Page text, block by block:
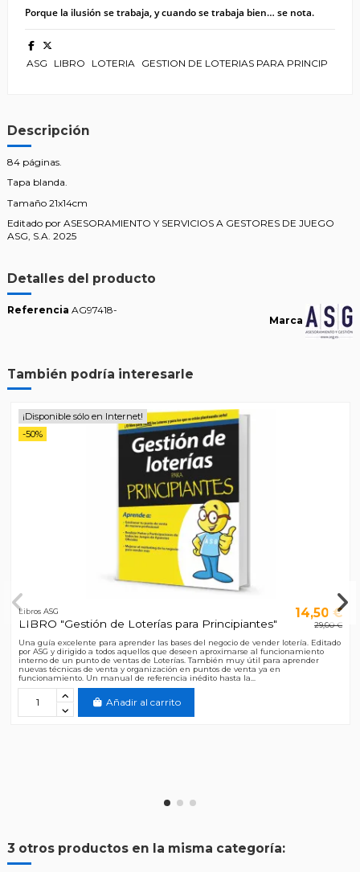
Porque la ilusión se trabaja, y cuando se trabaja bien… se nota.
ASG LIBRO LOTERIA GESTION DE LOTERIAS PARA PRINCIP
Descripción
84 páginas.
Tapa blanda.
Tamaño 21x14cm
Editado por ASESORAMIENTO Y SERVICIOS A GESTORES DE JUEGO
ASG, S.A. 2025
Detalles del producto
Marca
Referencia AG97418-
También podría interesarle
¡Disponible sólo en Internet!
-50%
Libros ASG
LIBRO "Gestión de Loterías para Principiantes"
14,50 €
29,00 €
Una guía excelente para aprender las bases del negocio de vender lotería. Editado
por ASG y dirigido a todos aquellos que deseen aproximarse al funcionamiento
interno de un punto de ventas de Loterías. También muy útil para aprender
nuevas técnicas de venta y organización en puntos de venta ya en
funcionamiento. Un manual de referencia inédito hasta la...
Añadir al carrito
3 otros productos en la misma categoría: